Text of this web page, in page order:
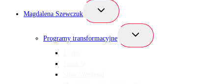
Magdalena Szewczuk
Przełącz
podrzędne
Programy transformacyjne
Przełącz
podrzędne